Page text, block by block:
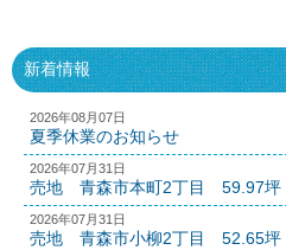
新着情報
2026年08月07日
夏季休業のお知らせ
2026年07月31日
売地 青森市本町2丁目 59.97
2026年07月31日
売地 青森市小柳2丁目 52.65